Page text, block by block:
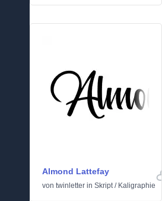
Almond Lattefay
von twinletter in Skript/ Kaligraphie